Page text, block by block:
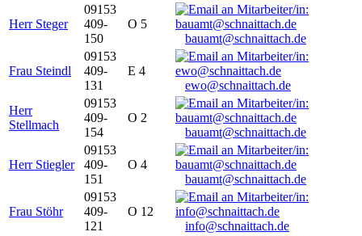
Herr Steger
09153
409-
150
O 5
bauamt@schnaittach.de
Frau Steindl
09153
409-
131
E 4
ewo@schnaittach.de
Herr
Stellmach
09153
409-
154
O 2
bauamt@schnaittach.de
Herr Stiegler
09153
409-
151
O 4
bauamt@schnaittach.de
Frau Stöhr
09153
409-
121
O 12
info@schnaittach.de